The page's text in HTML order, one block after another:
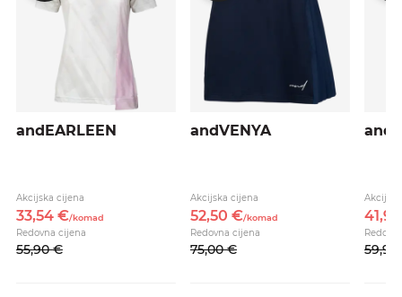
andEARLEEN
Akcijska cijena
33,54 €/komad
Redovna cijena
55,90 €
andVENYA
Akcijska cijena
52,50 €/komad
Redovna cijena
75,00 €
41,93
59,90